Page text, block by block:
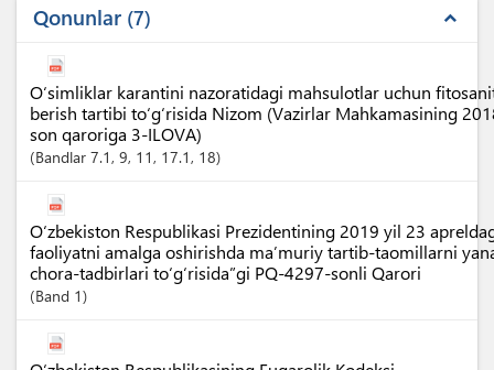
Qonunlar 7 expand_less
O‘simliklar karantini nazoratidagi mahsulotlar uchun
berish tartibi to‘g‘risida Nizom (Vazirlar Mahkamasining
son qaroriga 3-ILOVA)
Bandlar 7.1 , 9, 11 , 17.1 , 18
O‘zbekiston Respublikasi Prezidentining 2019 yil 23
faoliyatni amalga oshirishda ma’muriy tartib-taomillarni
chora-tadbirlari to‘g‘risida”gi PQ-4297-sonli Qarori
Band 1